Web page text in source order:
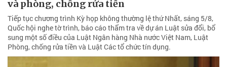
và phòng, chống rửa tiền
Tiếp tục chương trình Kỳ họp không thường lệ thứ Nhất, sáng 5/8,
Quốc hội nghe tờ trình, báo cáo thẩm tra về dự án Luật sửa đổi, bổ
sung một số điều của Luật Ngân hàng Nhà nước Việt Nam, Luật
Phòng, chống rửa tiền và Luật Các tổ chức tín dụng.